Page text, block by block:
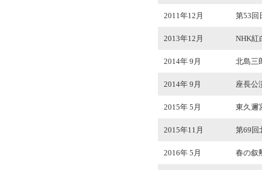
2011年12月 第53回
2013年12月 NHK紅
2014年 9月 北島三
2014年 9月 座長公
2015年 5月 東久邇
2015年11月 第69回
2016年 5月 春の叙